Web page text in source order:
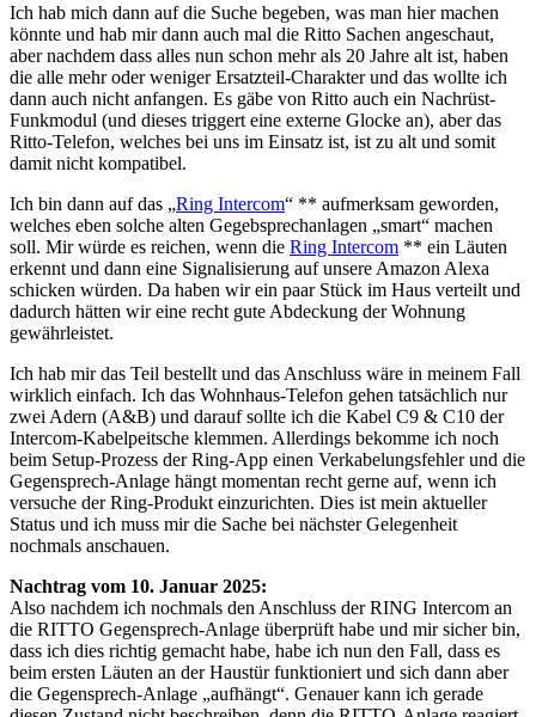
Ich hab mich dann auf die Suche begeben, was man hier machen
könnte und hab mir dann auch mal die Ritto Sachen angeschaut,
aber nachdem dass alles nun schon mehr als 20 Jahre alt ist, haben
die alle mehr oder weniger Ersatzteil-Charakter und das wollte ich
dann auch nicht anfangen. Es gäbe von Ritto auch ein Nachrüst-
Funkmodul (und dieses triggert eine externe Glocke an), aber das
Ritto-Telefon, welches bei uns im Einsatz ist, ist zu alt und somit
damit nicht kompatibel.
Ich bin dann auf das „Ring Intercom“ ** aufmerksam geworden,
welches eben solche alten Gegebsprechanlagen „smart“ machen
soll. Mir würde es reichen, wenn die Ring Intercom ** ein Läuten
erkennt und dann eine Signalisierung auf unsere Amazon Alexa
schicken würden. Da haben wir ein paar Stück im Haus verteilt und
dadurch hätten wir eine recht gute Abdeckung der Wohnung
gewährleistet.
Ich hab mir das Teil bestellt und das Anschluss wäre in meinem Fall
wirklich einfach. Ich das Wohnhaus-Telefon gehen tatsächlich nur
zwei Adern (A&B) und darauf sollte ich die Kabel C9 & C10 der
Intercom-Kabelpeitsche klemmen. Allerdings bekomme ich noch
beim Setup-Prozess der Ring-App einen Verkabelungsfehler und die
Gegensprech-Anlage hängt momentan recht gerne auf, wenn ich
versuche der Ring-Produkt einzurichten. Dies ist mein aktueller
Status und ich muss mir die Sache bei nächster Gelegenheit
nochmals anschauen.
Nachtrag vom 10. Januar 2025:
Also nachdem ich nochmals den Anschluss der RING Intercom an
die RITTO Gegensprech-Anlage überprüft habe und mir sicher bin,
dass ich dies richtig gemacht habe, habe ich nun den Fall, dass es
beim ersten Läuten an der Haustür funktioniert und sich dann aber
die Gegensprech-Anlage „aufhängt“. Genauer kann ich gerade